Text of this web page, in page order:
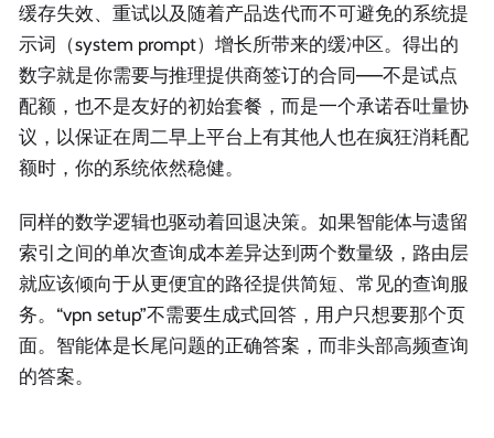
缓存失效、重试以及随着产品迭代而不可避免的系统提
示词（system prompt）增长所带来的缓冲区。得出的
数字就是你需要与推理提供商签订的合同——不是试点
配额，也不是友好的初始套餐，而是一个承诺吞吐量协
议，以保证在周二早上平台上有其他人也在疯狂消耗配
额时，你的系统依然稳健。
同样的数学逻辑也驱动着回退决策。如果智能体与遗留
索引之间的单次查询成本差异达到两个数量级，路由层
就应该倾向于从更便宜的路径提供简短、常见的查询服
务。“vpn setup”不需要生成式回答，用户只想要那个页
面。智能体是长尾问题的正确答案，而非头部高频查询
的答案。